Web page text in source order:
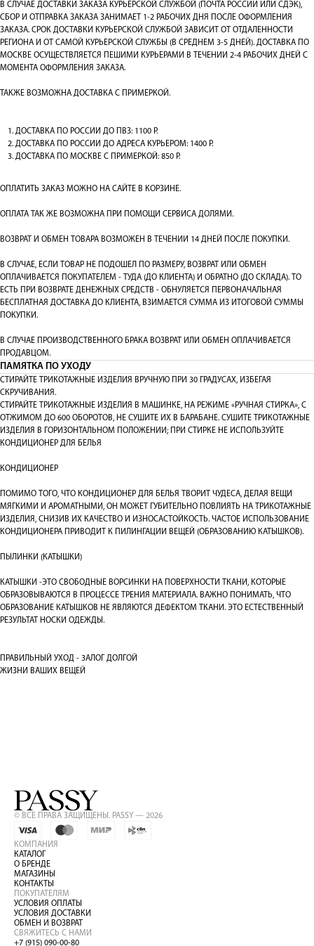
В СЛУЧАЕ ДОСТАВКИ ЗАКАЗА КУРЬЕРСКОЙ СЛУЖБОЙ (ПОЧТА РОССИИ ИЛИ СДЭК),
СБОР И ОТПРАВКА ЗАКАЗА ЗАНИМАЕТ 1-2 РАБОЧИХ ДНЯ ПОСЛЕ ОФОРМЛЕНИЯ
ЗАКАЗА. СРОК ДОСТАВКИ КУРЬЕРСКОЙ СЛУЖБОЙ ЗАВИСИТ ОТ ОТДАЛЕННОСТИ
РЕГИОНА И ОТ САМОЙ КУРЬЕРСКОЙ СЛУЖБЫ (В СРЕДНЕМ 3-5 ДНЕЙ). ДОСТАВКА ПО
МОСКВЕ ОСУЩЕСТВЛЯЕТСЯ ПЕШИМИ КУРЬЕРАМИ В ТЕЧЕНИИ 2-4 РАБОЧИХ ДНЕЙ С
МОМЕНТА ОФОРМЛЕНИЯ ЗАКАЗА.
ТАКЖЕ ВОЗМОЖНА ДОСТАВКА С ПРИМЕРКОЙ.
ДОСТАВКА ПО РОССИИ ДО ПВЗ: 1100 Р.
ДОСТАВКА ПО РОССИИ ДО АДРЕСА КУРЬЕРОМ: 1400 Р.
ДОСТАВКА ПО МОСКВЕ С ПРИМЕРКОЙ: 850 Р.
ОПЛАТИТЬ ЗАКАЗ МОЖНО НА САЙТЕ В КОРЗИНЕ.
ОПЛАТА ТАК ЖЕ ВОЗМОЖНА ПРИ ПОМОЩИ СЕРВИСА ДОЛЯМИ.
ВОЗВРАТ И ОБМЕН ТОВАРА ВОЗМОЖЕН В ТЕЧЕНИИ 14 ДНЕЙ ПОСЛЕ ПОКУПКИ.
В СЛУЧАЕ, ЕСЛИ ТОВАР НЕ ПОДОШЕЛ ПО РАЗМЕРУ, ВОЗВРАТ ИЛИ ОБМЕН
ОПЛАЧИВАЕТСЯ ПОКУПАТЕЛЕМ - ТУДА (ДО КЛИЕНТА) И ОБРАТНО (ДО СКЛАДА). ТО
ЕСТЬ ПРИ ВОЗВРАТЕ ДЕНЕЖНЫХ СРЕДСТВ - ОБНУЛЯЕТСЯ ПЕРВОНАЧАЛЬНАЯ
БЕСПЛАТНАЯ ДОСТАВКА ДО КЛИЕНТА, ВЗИМАЕТСЯ СУММА ИЗ ИТОГОВОЙ СУММЫ
ПОКУПКИ.
В СЛУЧАЕ ПРОИЗВОДСТВЕННОГО БРАКА ВОЗВРАТ ИЛИ ОБМЕН ОПЛАЧИВАЕТСЯ
ПРОДАВЦОМ.
ПАМЯТКА ПО УХОДУ
СТИРАЙТЕ ТРИКОТАЖНЫЕ ИЗДЕЛИЯ ВРУЧНУЮ ПРИ 30 ГРАДУСАХ, ИЗБЕГАЯ
СКРУЧИВАНИЯ.
СТИРАЙТЕ ТРИКОТАЖНЫЕ ИЗДЕЛИЯ В МАШИНКЕ, НА РЕЖИМЕ «РУЧНАЯ СТИРКА», С
ОТЖИМОМ ДО 600 ОБОРОТОВ, НЕ СУШИТЕ ИХ В БАРАБАНЕ. СУШИТЕ ТРИКОТАЖНЫЕ
ИЗДЕЛИЯ В ГОРИЗОНТАЛЬНОМ ПОЛОЖЕНИИ; ПРИ СТИРКЕ НЕ ИСПОЛЬЗУЙТЕ
КОНДИЦИОНЕР ДЛЯ БЕЛЬЯ
КОНДИЦИОНЕР
ПОМИМО ТОГО, ЧТО КОНДИЦИОНЕР ДЛЯ БЕЛЬЯ ТВОРИТ ЧУДЕСА, ДЕЛАЯ ВЕЩИ
МЯГКИМИ И АРОМАТНЫМИ, ОН МОЖЕТ ГУБИТЕЛЬНО ПОВЛИЯТЬ НА ТРИКОТАЖНЫЕ
ИЗДЕЛИЯ, СНИЗИВ ИХ КАЧЕСТВО И ИЗНОСАСТОЙКОСТЬ. ЧАСТОЕ ИСПОЛЬЗОВАНИЕ
КОНДИЦИОНЕРА ПРИВОДИТ К ПИЛИНГАЦИИ ВЕЩЕЙ (ОБРАЗОВАНИЮ КАТЫШКОВ).
ПЫЛИНКИ (КАТЫШКИ)
КАТЫШКИ -ЭТО СВОБОДНЫЕ ВОРСИНКИ НА ПОВЕРХНОСТИ ТКАНИ, КОТОРЫЕ
ОБРАЗОВЫВАЮТСЯ В ПРОЦЕССЕ ТРЕНИЯ МАТЕРИАЛА. ВАЖНО ПОНИМАТЬ, ЧТО
ОБРАЗОВАНИЕ КАТЫШКОВ НЕ ЯВЛЯЮТСЯ ДЕФЕКТОМ ТКАНИ. ЭТО ЕСТЕСТВЕННЫЙ
РЕЗУЛЬТАТ НОСКИ ОДЕЖДЫ.
ПРАВИЛЬНЫЙ УХОД - 3АЛОГ ДОЛГОЙ
ЖИЗНИ ВАШИХ ВЕЩЕЙ
© ВСЕ ПРАВА ЗАЩИЩЕНЫ. PASSY — 2026
КОМПАНИЯ
КАТАЛОГ
О БРЕНДЕ
МАГАЗИНЫ
КОНТАКТЫ
ПОКУПАТЕЛЯМ
УСЛОВИЯ ОПЛАТЫ
УСЛОВИЯ ДОСТАВКИ
ОБМЕН И ВОЗВРАТ
СВЯЖИТЕСЬ С НАМИ
+7 (915) 090-00-80